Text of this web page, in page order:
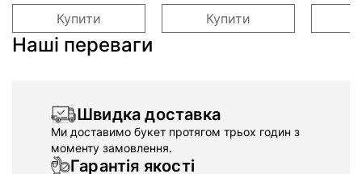
Купити Купити
Наші переваги
Швидка доставка
Ми доставимо букет протягом трьох годин з
моменту замовлення.
Гарантія якості